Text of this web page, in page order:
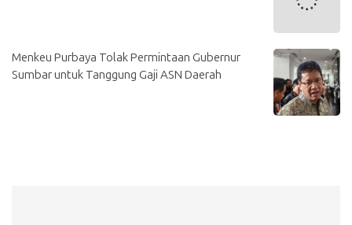
Menkeu Purbaya Tolak Permintaan Gubernur
Sumbar untuk Tanggung Gaji ASN Daerah